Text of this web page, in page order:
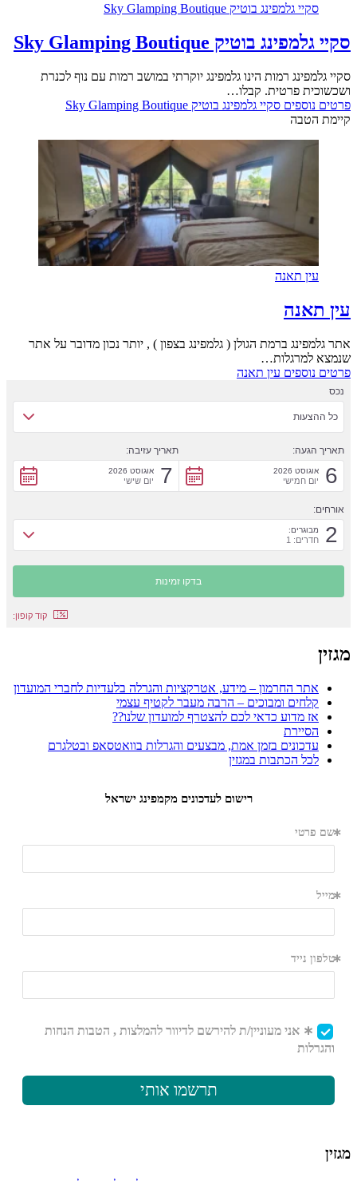
סקיי גלמפינג בוטיק Sky Glamping Boutique
סקיי גלמפינג בוטיק Sky Glamping Boutique
סקיי גלמפינג רמות הינו גלמפינג יוקרתי במושב רמות עם נוף לכנרת
ושכשוכית פרטית. קבלו…
פרטים נוספים סקיי גלמפינג בוטיק Sky Glamping Boutique
קיימת הטבה
עין תאנה
עין תאנה
אתר גלמפינג ברמת הגולן ( גלמפינג בצפון ) , יותר נכון מדובר על אתר
שנמצא למרגלות…
פרטים נוספים עין תאנה
נכס
כל ההצעות
תאריך הגעה:
6 אוגוסט 2026
יום חמישי
תאריך עזיבה:
7 אוגוסט 2026
יום שישי
אורחים:
2 מבוגרים:
חדרים: 1
קוד קופון:
מגזין
אתר החרמון – מידע, אטרקציות והגרלה בלעדיות לחברי המועדון
קלחים ומבוכים – הרבה מעבר לקטיף עצמי
אז מדוע כדאי לכם להצטרף למועדון שלנו??
הסיירת
עדכונים בזמן אמת, מבצעים והגרלות בוואטסאפ ובטלגרם
לכל הכתבות במגזין
מגזין